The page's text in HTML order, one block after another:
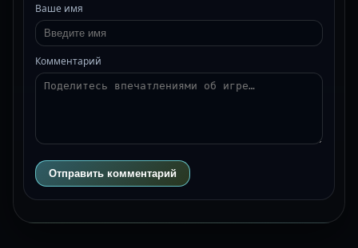
Ваше имя
Комментарий
Отправить комментарий